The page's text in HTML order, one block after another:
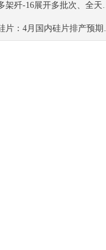
多架歼-16展
硅片：